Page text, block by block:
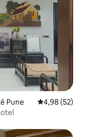
Pune Průměrné
4,98 (52)